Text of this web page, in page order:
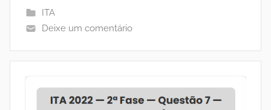
ITA
Deixe um comentário